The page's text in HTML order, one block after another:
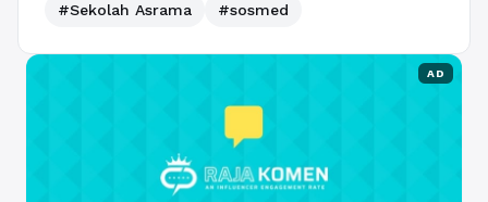
#Sekolah Asrama
#sosmed
AD